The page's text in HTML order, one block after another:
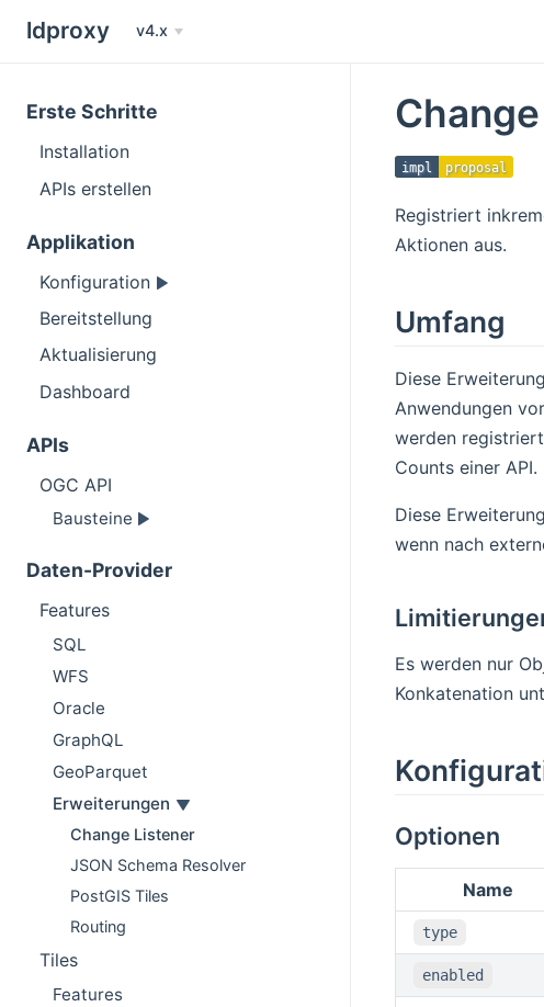
ldproxy v4.x
Erste Schritte
Installation
APIs erstellen
Applikation
Konfiguration
Bereitstellung
Aktualisierung
Dashboard
APIs
OGC API
Bausteine
Daten-Provider
Features
SQL
WFS
Oracle
GraphQL
GeoParquet
Erweiterungen
Change Listener
JSON Schema Resolver
PostGIS Tiles
Routing
Tiles
Features
impl proposal
Registriert
Aktionen aus.
Umfang
Diese
Anwendungen
werden
Counts einer API.
Diese
wenn nach
Es werden nur
Konkatenation
Optionen
Name
type
enabled